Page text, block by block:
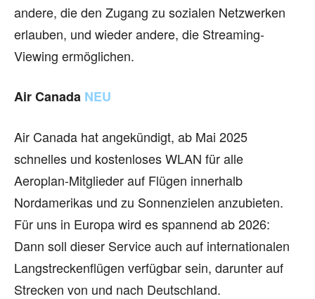
andere, die den Zugang zu sozialen Netzwerken
erlauben, und wieder andere, die Streaming-
Viewing ermöglichen.
Air Canada NEU
Air Canada hat angekündigt, ab Mai 2025
schnelles und kostenloses WLAN für alle
Aeroplan-Mitglieder auf Flügen innerhalb
Nordamerikas und zu Sonnenzielen anzubieten.
Für uns in Europa wird es spannend ab 2026:
Dann soll dieser Service auch auf internationalen
Langstreckenflügen verfügbar sein, darunter auf
Strecken von und nach Deutschland.